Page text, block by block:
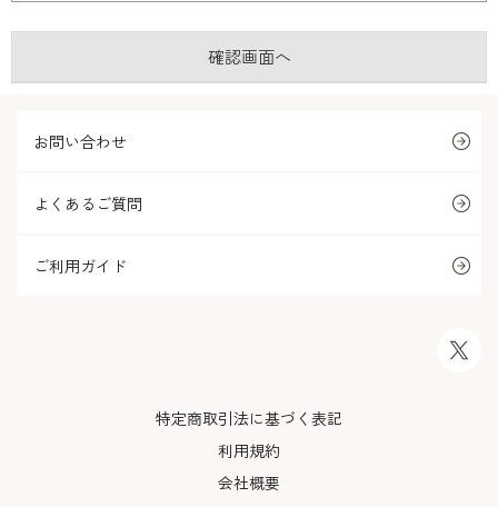
お問い合わせ
よくあるご質問
ご利用ガイド
特定商取引法に基づく表記
利用規約
会社概要